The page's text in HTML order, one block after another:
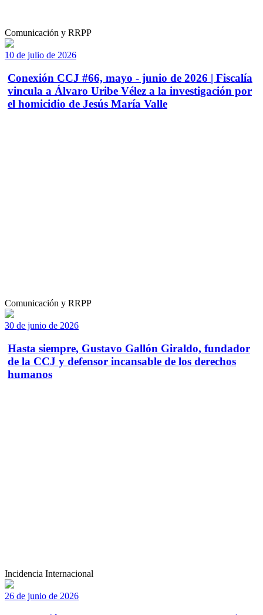
Comunicación y RRPP
10 de julio de 2026
Conexión CCJ #66, mayo - junio de 2026 | Fiscalía
vincula a Álvaro Uribe Vélez a la investigación por
el homicidio de Jesús María Valle
Comunicación y RRPP
30 de junio de 2026
Hasta siempre, Gustavo Gallón Giraldo, fundador
de la CCJ y defensor incansable de los derechos
humanos
Incidencia Internacional
26 de junio de 2026